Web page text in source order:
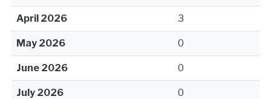
April 2026 3
May 2026 0
June 2026 0
July 2026 0